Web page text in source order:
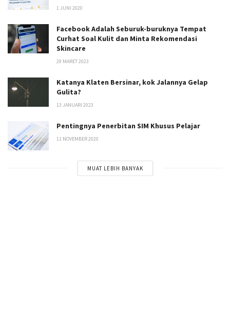
1 JUNI 2020
Facebook Adalah Seburuk-buruknya Tempat
Curhat Soal Kulit dan Minta Rekomendasi
Skincare
29 MARET 2023
Katanya Klaten Bersinar, kok Jalannya Gelap
Gulita?
13 JANUARI 2023
Pentingnya Penerbitan SIM Khusus Pelajar
11 NOVEMBER 2020
MUAT LEBIH BANYAK